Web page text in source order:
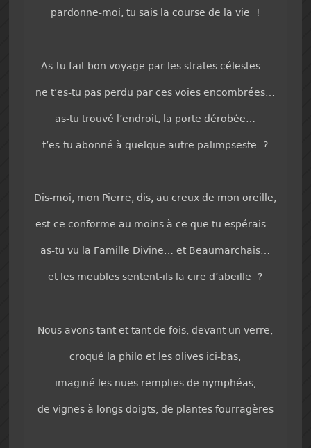
pardonne-moi, tu sais la course de la vie !
As-tu fait bon voyage par les strates célestes…
ne t’es-tu pas perdu par ces voies encombrées…
as-tu trouvé l’endroit, la porte dérobée…
t’es-tu abonné à quelque autre palimpseste ?
Dis-moi, mon Pierre, dis, au creux de mon oreille,
est-ce conforme au moins à ce que tu espérais…
as-tu vu la Famille Divine… et Beaumarchais…
et les meubles sentent-ils la cire d’abeille ?
Nous avons tant et tant de fois, devant un verre,
croqué la philo et les olives ici-bas,
imaginé les nues remplies de nymphéas,
de vignes à longs doigts, de plantes fourragères